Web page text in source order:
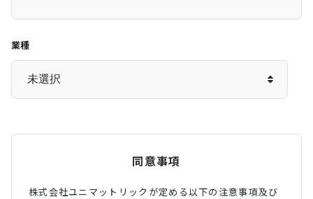
業種
同意事項
株式会社ユニマットリックが定める以下の注意事項及び